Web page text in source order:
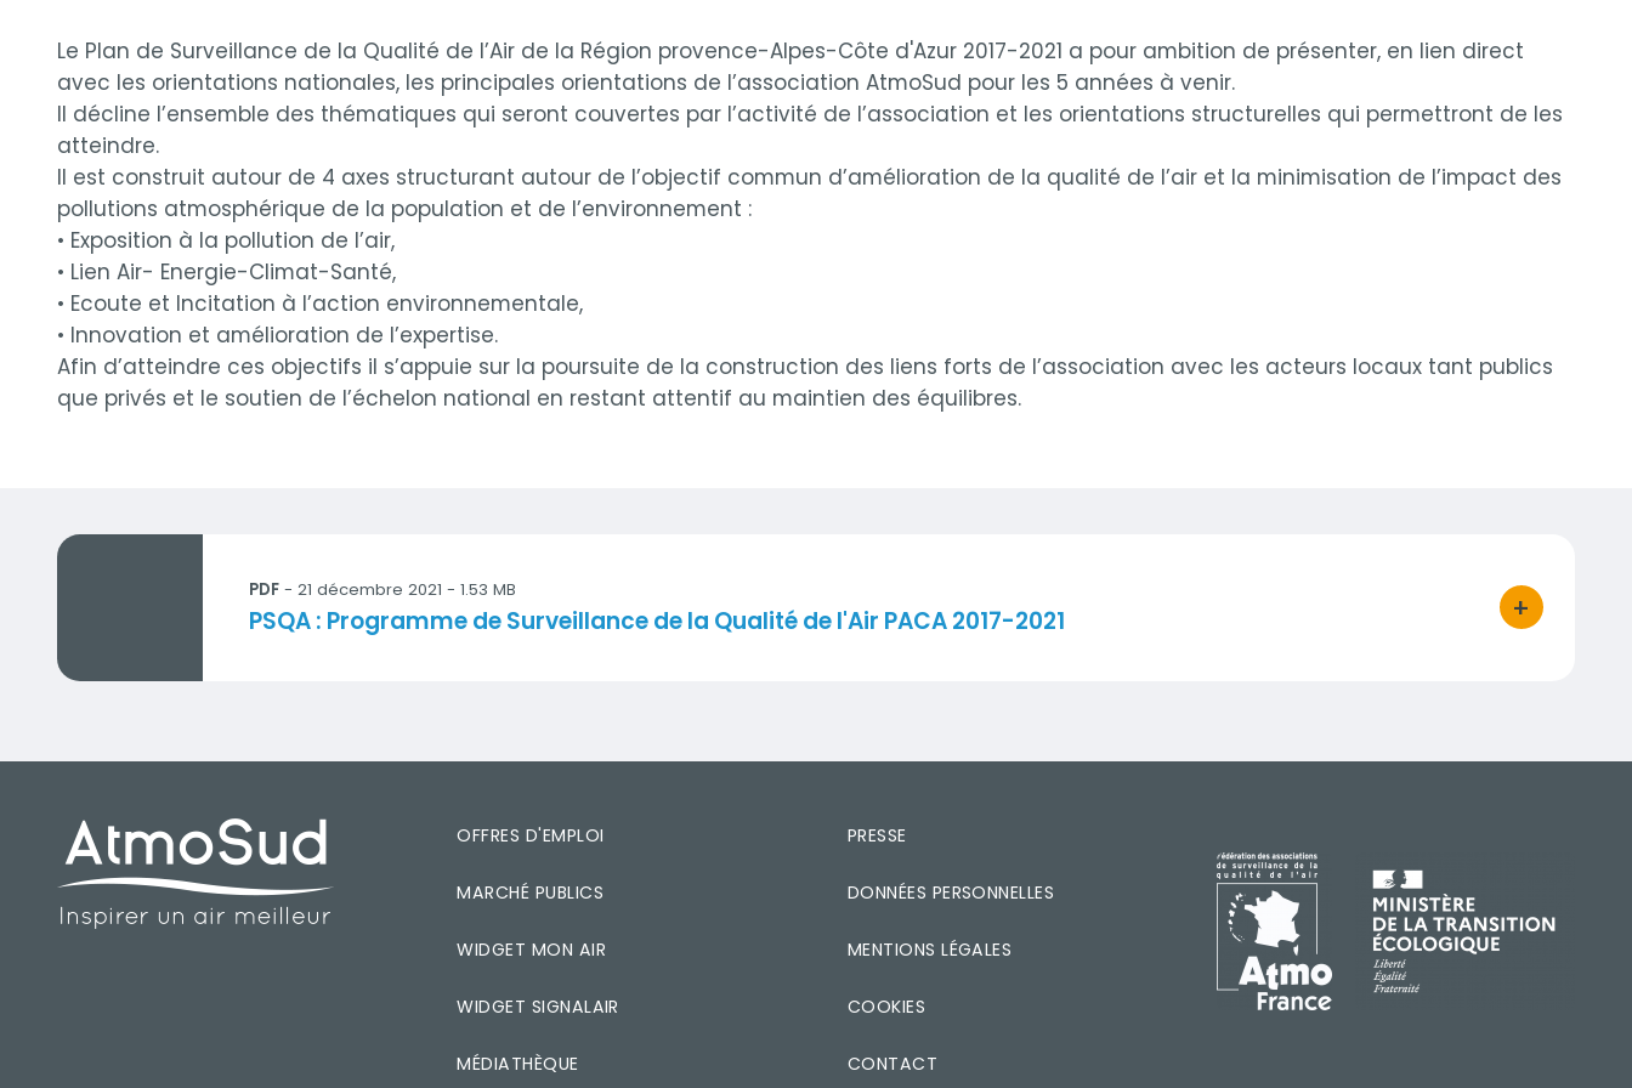
Description
Le Plan de Surveillance de la Qualité de l’Air de la Région provence-Alpes-Côte d'Azur 2017-2021 a pour ambition de présenter, en lien direct
avec les orientations nationales, les principales orientations de l’association AtmoSud pour les 5 années à venir.
Il décline l’ensemble des thématiques qui seront couvertes par l’activité de l’association et les orientations structurelles qui permettront de les
atteindre.
Il est construit autour de 4 axes structurant autour de l’objectif commun d’amélioration de la qualité de l’air et la minimisation de l’impact des
pollutions atmosphérique de la population et de l’environnement :
• Exposition à la pollution de l’air,
• Lien Air- Energie-Climat-Santé,
• Ecoute et Incitation à l’action environnementale,
• Innovation et amélioration de l’expertise.
Afin d’atteindre ces objectifs il s’appuie sur la poursuite de la construction des liens forts de l’association avec les acteurs locaux tant publics
que privés et le soutien de l’échelon national en restant attentif au maintien des équilibres.
PSQA : Programme de Surveillance de la Qualité de l'Air PACA 2017-2021
PDF- 21 décembre 2021 - 1.53 MB
Titre
PSQA : Programme de Surveillance de la Qualité de l'Air PACA 2017-2021 +
bouton
PIED DE PAGE OFFRES D'EMPLOI
MARCHÉ PUBLICS
WIDGET MON AIR
WIDGET SIGNALAIR
MÉDIATHÈQUE
PRESSE
DONNÉES PERSONNELLES
MENTIONS LÉGALES
COOKIES
CONTACT
IMAGE IMAGE